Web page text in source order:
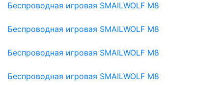
Беспроводная игровая SMAILWOLF M8
Беспроводная игровая SMAILWOLF M8
Беспроводная игровая SMAILWOLF M8
Беспроводная игровая SMAILWOLF M8